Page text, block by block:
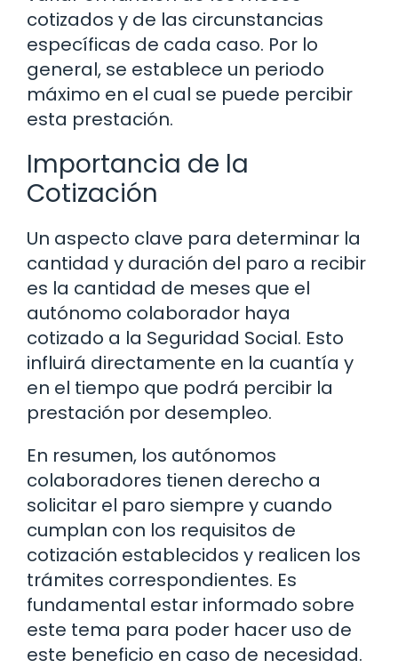
cotizados y de las circunstancias
específicas de cada caso. Por lo
general, se establece un periodo
máximo en el cual se puede percibir
esta prestación.
Importancia de la
Cotización
Un aspecto clave para determinar la
cantidad y duración del paro a recibir
es la cantidad de meses que el
autónomo colaborador haya
cotizado a la Seguridad Social. Esto
influirá directamente en la cuantía y
en el tiempo que podrá percibir la
prestación por desempleo.
En resumen, los autónomos
colaboradores tienen derecho a
solicitar el paro siempre y cuando
cumplan con los requisitos de
cotización establecidos y realicen los
trámites correspondientes. Es
fundamental estar informado sobre
este tema para poder hacer uso de
este beneficio en caso de necesidad.